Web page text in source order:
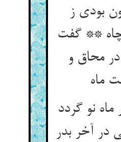
بودی ز
چاه ** گفت
محاق و
ماه نو گردد
در آخر بدر